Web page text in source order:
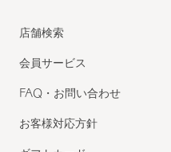
店舗検索
会員サービス
FAQ・お問い合わせ
お客様対応方針